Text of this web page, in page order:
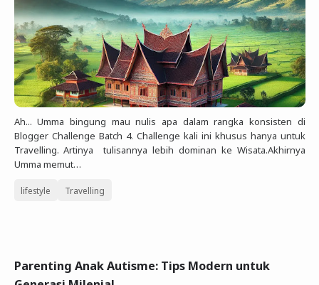
Ah... Umma bingung mau nulis apa dalam rangka konsisten di
Blogger Challenge Batch 4. Challenge kali ini khusus hanya untuk
Travelling. Artinya tulisannya lebih dominan ke Wisata.Akhirnya
Umma memut…
lifestyle Travelling
Parenting Anak Autisme: Tips Modern untuk